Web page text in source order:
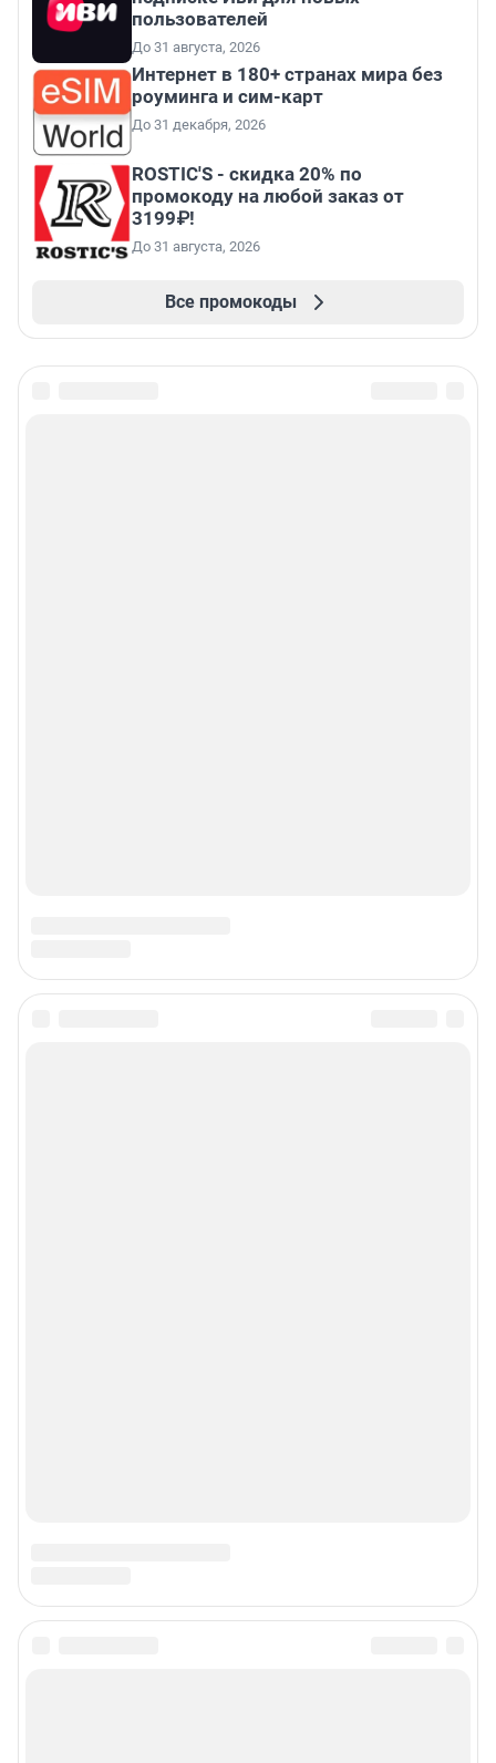
пользователей
До 31 августа, 2026
Интернет в 180+ странах мира без
роуминга и сим-карт
До 31 декабря, 2026
ROSTIC'S - скидка 20% по
промокоду на любой заказ от
3199₽!
До 31 августа, 2026
Все промокоды